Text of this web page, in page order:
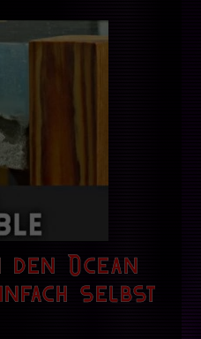
den Ocean
selbst